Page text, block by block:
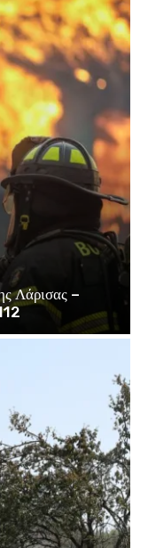
Λάρισας –